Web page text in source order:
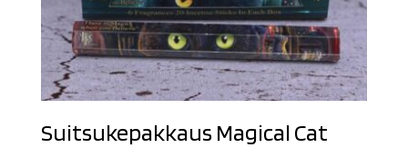
Suitsukepakkaus Magical Cat